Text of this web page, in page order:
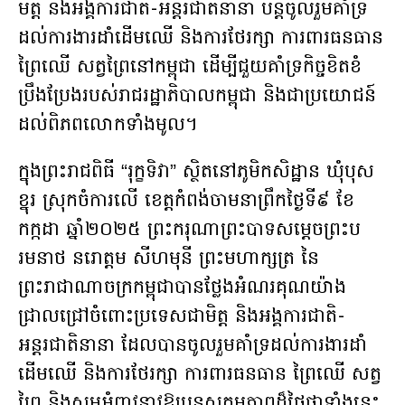
មិត្ត និងអង្គការជាតិ-អន្តរជាតិនានា បន្ដចូលរួមគាំទ្រ
ដល់ការងារដាំដើមឈើ និងការថែរក្សា ការពារធនធាន
ព្រៃឈើ សត្វព្រៃនៅកម្ពុជា ដើម្បីជួយគាំទ្រកិច្ចខិតខំ
ប្រឹងប្រែងរបស់រាជរដ្ឋាភិបាលកម្ពុជា និងជាប្រយោជន៍
ដល់ពិភពលោកទាំងមូល។
ក្នុងព្រះរាជពិធី “រុក្ខទិវា” ស្ថិតនៅភូមិកសិដ្ឋាន ឃុំបុស
ខ្នុរ ស្រុកចំការលើ ខេត្តកំពង់ចាមនាព្រឹកថ្ងៃទី៩ ខែ
កក្កដា ឆ្នាំ២០២៥ ព្រះករុណាព្រះបាទសម្តេចព្រះប
រមនាថ នរោត្តម សីហមុនី ព្រះមហាក្សត្រ នៃ
ព្រះរាជាណាចក្រកម្ពុជាបានថ្លែងអំណរគុណយ៉ាង
ជ្រាលជ្រៅចំពោះប្រទេសជាមិត្ត និងអង្គការជាតិ-
អន្តរជាតិនានា ដែលបានចូលរួមគាំទ្រដល់ការងារដាំ
ដើមឈើ និងការថែរក្សា ការពារធនធាន ព្រៃឈើ សត្វ